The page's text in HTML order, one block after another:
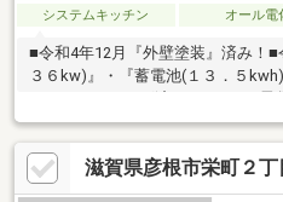
システムキッチン
オール電
■令和4年12月『外壁塗装』済み！■
３６kw)』・『蓄電池(１３．５
ウスクリーニング済み！■オール電
前面道路広々約6ｍ、駐車スペース
客用スぺースも安心！■水回り設備
の対面キッチン！さらにキッチン
ペースあり！ゆとりのある間取り
滋賀県彦根市栄町２